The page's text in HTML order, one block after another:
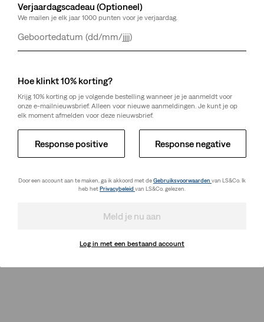
Verjaardagscadeau (Optioneel)
We mailen je elk jaar 1000 punten voor je verjaardag.
Dag
Maand
Jaar
Hoe klinkt 10% korting?
Krijg 10% korting op je volgende bestelling wanneer je je aanmeldt voor
onze e-mailnieuwsbrief. Alleen voor nieuwe aanmeldingen. Je kunt je op
elk moment afmelden voor deze nieuwsbrief.
Response positive Response negative
Door een account aan te maken, ga ik akkoord met deGebruiksvoorwaarden van LS&Co. Ik
heb hetPrivacybeleid van LS&Co. gelezen.
Meld je nu aan
Log in met een bestaand account